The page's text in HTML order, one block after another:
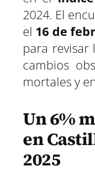
2024. El
el 16 de
para revisar
cambios
mortales y
Un 6%
en
2025